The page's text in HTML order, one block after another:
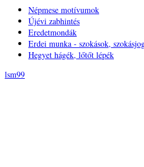
Népmese motívumok
Újévi zabhintés
Eredetmondák
Erdei munka - szokások,
Hegyet hágék, lőtőt lépék
lsm99